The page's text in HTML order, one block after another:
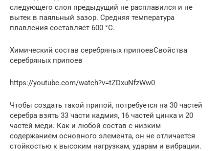
следующего слоя предыдущий не расплавился и не
вытек в паяльный зазор. Средняя температура
плавления составляет 600 °С.
Химический состав серебряных припоевСвойства
серебряных припоев
https://youtube.com/watch?v=tZDxuNfzWw0
Чтобы создать такой припой, потребуется на 30 частей
серебра взять 33 части кадмия, 16 частей цинка и 20
частей меди. Как и любой состав с низким
содержанием основного элемента, он не отличается
стойкостью к высоким нагрузкам, ударам и вибрации.